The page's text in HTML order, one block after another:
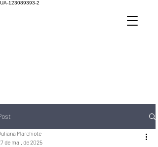
UA-123089393-2
Marchiote
de mai. de 2025